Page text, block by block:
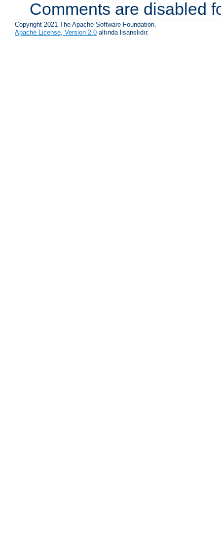
Comments are disabled
Copyright 2021 The Apache Software Foundation.
Apache License, Version 2.0 altında lisanslıdır.